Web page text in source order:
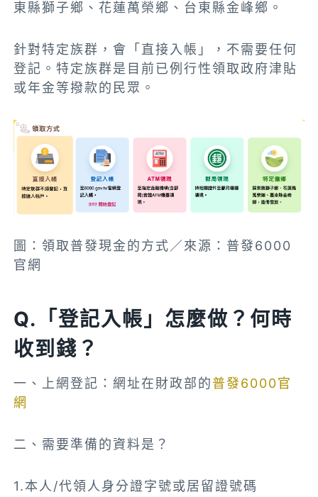
東縣獅子鄉、花蓮萬榮鄉、台東縣金峰鄉。
針對特定族群，會「直接入帳」，不需要任何
登記。特定族群是目前已例行性領取政府津貼
或年金等撥款的民眾。
圖：領取普發現金的方式／來源：普發6000
官網
Q.「登記入帳」怎麼做？何時
收到錢？
一、上網登記：網址在財政部的普發6000官
網
二、需要準備的資料是？
1.本人/代領人身分證字號或居留證號碼